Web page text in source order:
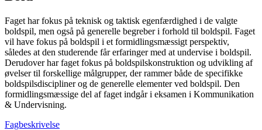
Faget har fokus på teknisk og taktisk egenfærdighed i de valgte
boldspil, men også på generelle begreber i forhold til boldspil. Faget
vil have fokus på boldspil i et formidlingsmæssigt perspektiv,
således at den studerende får erfaringer med at undervise i boldspil.
Derudover har faget fokus på boldspilskonstruktion og udvikling af
øvelser til forskellige målgrupper, der rammer både de specifikke
boldspilsdiscipliner og de generelle elementer ved boldspil. Den
formidlingsmæssige del af faget indgår i eksamen i Kommunikation
& Undervisning.
Fagbeskrivelse